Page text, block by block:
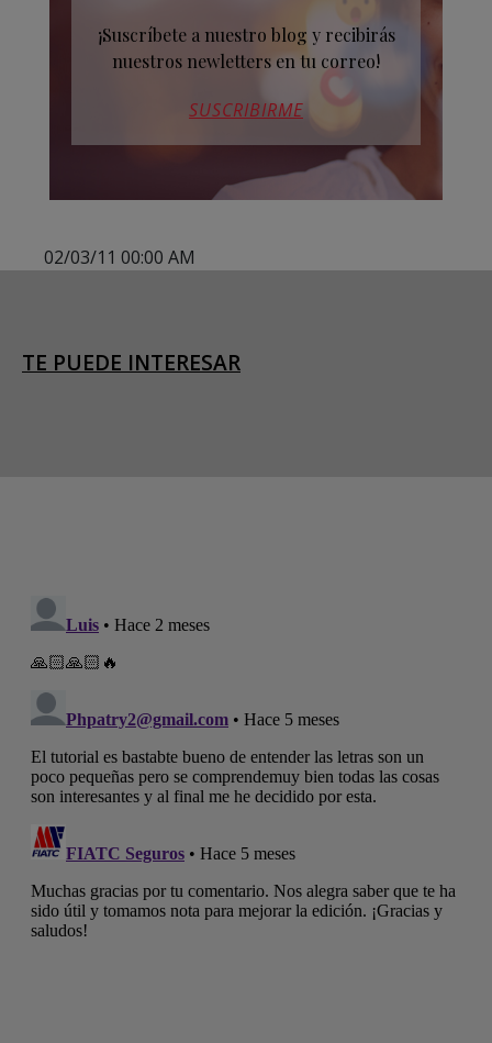
¡Suscríbete a nuestro blog y recibirás
nuestros newletters en tu correo!
SUSCRIBIRME
02/03/11 00:00 AM
TE PUEDE INTERESAR